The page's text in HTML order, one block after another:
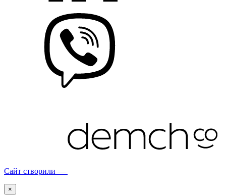
Сайт створили —
×